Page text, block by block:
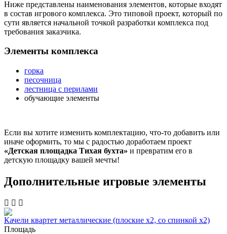
Ниже представлены наименования элементов, которые входят
в состав игрового комплекса. Это типовой проект, который по
сути является начальной точкой разработки комплекса под
требования заказчика.
Элементы комплекса
горка
песочница
лестница с перилами
обучающие элементы
Если вы хотите изменить комплектацию, что-то добавить или
иначе оформить, то мы с радостью доработаем проект
«Детская площадка Тихая бухта» и превратим его в
детскую площадку вашей мечты!
Дополнительные игровые элементы
Качели квартет металлические (плоские x2, со спинкой x2)
Площадь